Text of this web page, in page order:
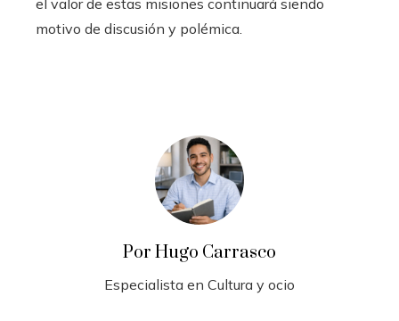
el valor de estas misiones continuará siendo
motivo de discusión y polémica.
Por Hugo Carrasco
Especialista en Cultura y ocio